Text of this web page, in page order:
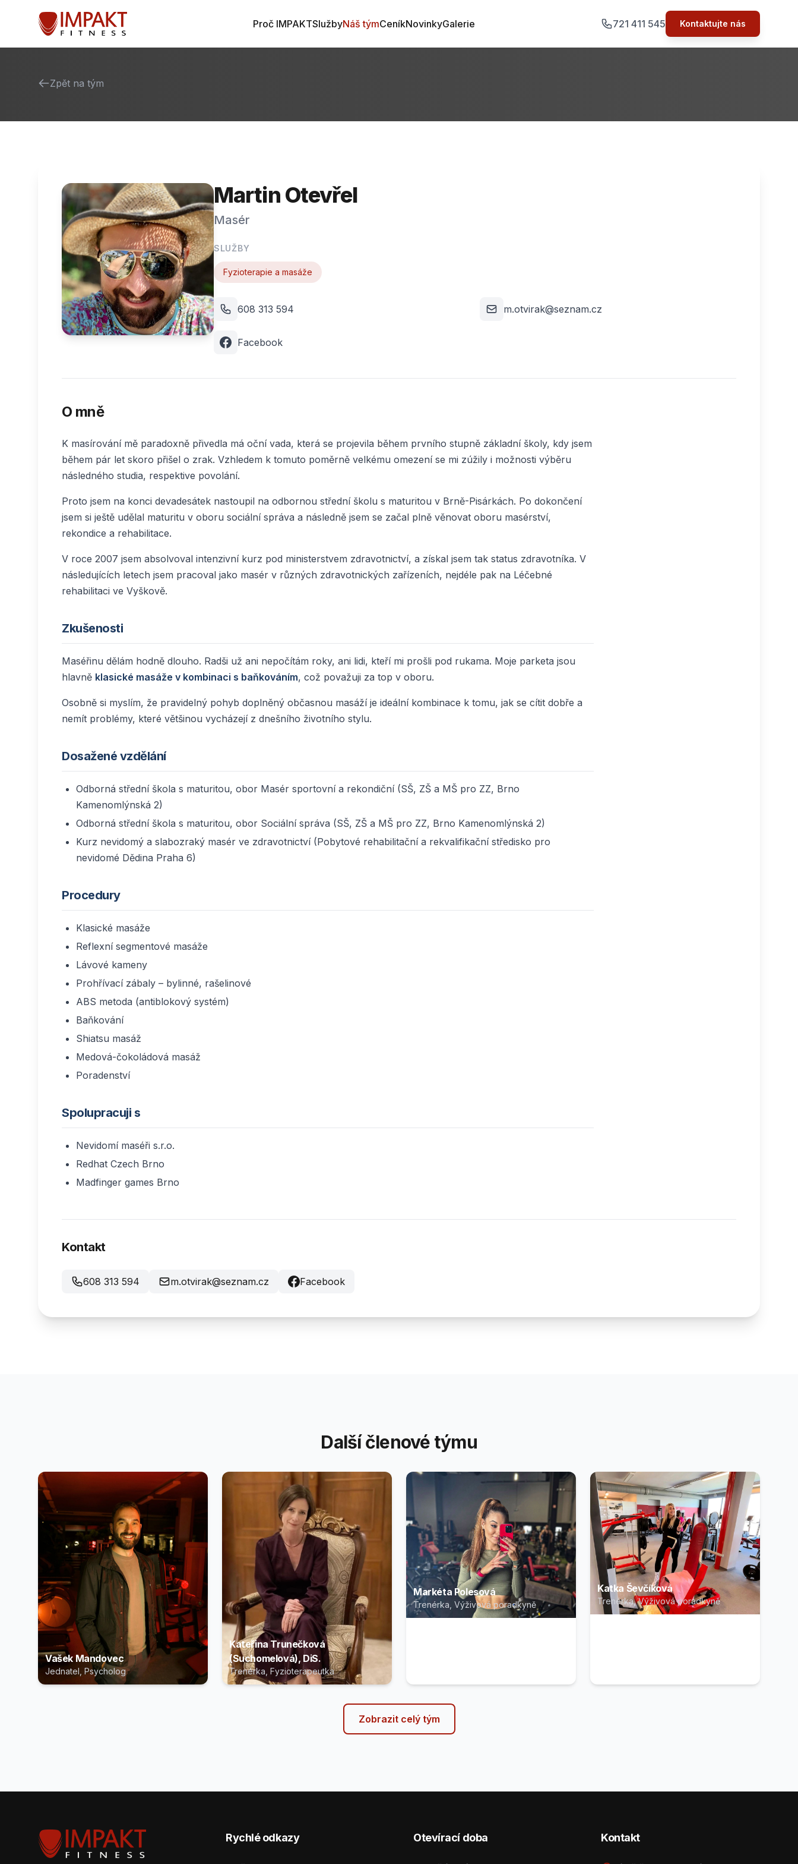
Proč IMPAKTSlužbyNáš týmCeníkNovinkyGalerie 721 411 545 Kontaktujte nás
Zpět na tým
Martin Otevřel
Masér
SLUŽBY
Fyzioterapie a masáže
608 313 594 m.otvirak@seznam.cz
Facebook
O mně
K masírování mě paradoxně přivedla má oční vada, která se projevila během prvního stupně základní školy, kdy jsem
během pár let skoro přišel o zrak. Vzhledem k tomuto poměrně velkému omezení se mi zúžily i možnosti výběru
následného studia, respektive povolání.
Proto jsem na konci devadesátek nastoupil na odbornou střední školu s maturitou v Brně-Pisárkách. Po dokončení
jsem si ještě udělal maturitu v oboru sociální správa a následně jsem se začal plně věnovat oboru masérství,
rekondice a rehabilitace.
V roce 2007 jsem absolvoval intenzivní kurz pod ministerstvem zdravotnictví, a získal jsem tak status zdravotníka. V
následujících letech jsem pracoval jako masér v různých zdravotnických zařízeních, nejdéle pak na Léčebné
rehabilitaci ve Vyškově.
Zkušenosti
Maséřinu dělám hodně dlouho. Radši už ani nepočítám roky, ani lidi, kteří mi prošli pod rukama. Moje parketa jsou
hlavně klasické masáže v kombinaci s baňkováním, což považuji za top v oboru.
Osobně si myslím, že pravidelný pohyb doplněný občasnou masáží je ideální kombinace k tomu, jak se cítit dobře a
nemít problémy, které většinou vycházejí z dnešního životního stylu.
Dosažené vzdělání
Odborná střední škola s maturitou, obor Masér sportovní a rekondiční (SŠ, ZŠ a MŠ pro ZZ, Brno
Kamenomlýnská 2)
Odborná střední škola s maturitou, obor Sociální správa (SŠ, ZŠ a MŠ pro ZZ, Brno Kamenomlýnská 2)
Kurz nevidomý a slabozraký masér ve zdravotnictví (Pobytové rehabilitační a rekvalifikační středisko pro
nevidomé Dědina Praha 6)
Procedury
Klasické masáže
Reflexní segmentové masáže
Lávové kameny
Prohřívací zábaly – bylinné, rašelinové
ABS metoda (antiblokový systém)
Baňkování
Shiatsu masáž
Medová-čokoládová masáž
Poradenství
Spolupracuji s
Nevidomí maséři s.r.o.
Redhat Czech Brno
Madfinger games Brno
Kontakt
608 313 594 m.otvirak@seznam.cz Facebook
Další členové týmu
Vašek Mandovec
Jednatel, Psycholog
Kateřina Trunečková
(Suchomelová), DiS.
Trenérka, Fyzioterapeutka
Markéta Polesová
Trenérka, Výživová poradkyně
Katka Ševčíková
Trenérka, Výživová poradkyně
Zobrazit celý tým
Rychlé odkazy Otevírací doba Kontakt